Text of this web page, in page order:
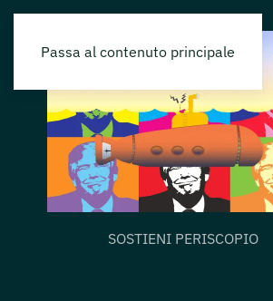
Passa al contenuto principale
SOSTIENI PERISCOPIO